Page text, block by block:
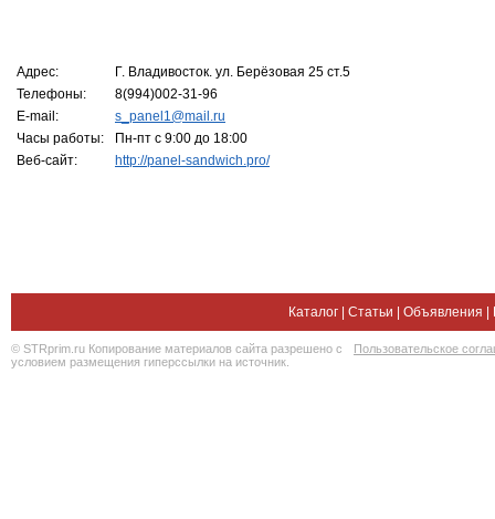
Адрес:
Г. Владивосток. ул. Берёзовая 25 ст.5
Телефоны:
8(994)002-31-96
E-mail:
s_panel1@mail.ru
Часы работы:
Пн-пт с 9:00 до 18:00
Веб-сайт:
http://panel-sandwich.pro/
Каталог Статьи Объявления
© STRprim.ru Копирование материалов сайта разрешено с
условием размещения гиперссылки на источник.
Пользовательское